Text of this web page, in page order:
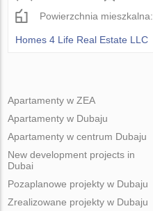
Powierzchnia mieszkalna:
Homes 4 Life Real Estate LLC
Apartamenty w ZEA
Apartamenty w Dubaju
Apartamenty w centrum Dubaju
New development projects in
Dubai
Pozaplanowe projekty w Dubaju
Zrealizowane projekty w Dubaju